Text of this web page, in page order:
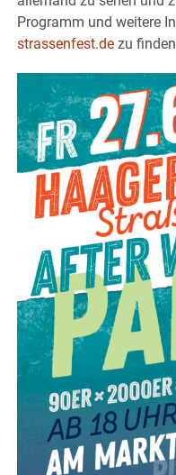
Programm und weitere
strassenfest.de zu